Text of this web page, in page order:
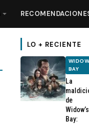
LO + RECIENTE
BAY
La
de
Widow’s
Bay: